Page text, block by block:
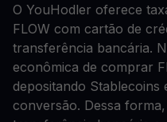
O YouHodler oferece
FLOW com cartão de
transferência bancária.
econômica de comprar
depositando Stablecoins
conversão. Dessa